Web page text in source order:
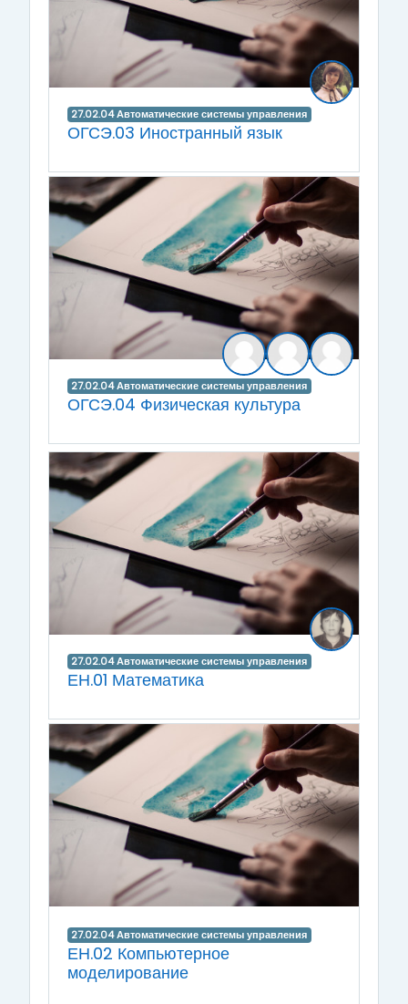
27.02.04 Автоматические системы управления
ОГСЭ.03 Иностранный язык
27.02.04 Автоматические системы управления
ОГСЭ.04 Физическая культура
27.02.04 Автоматические системы управления
ЕН.01 Математика
27.02.04 Автоматические системы управления
ЕН.02 Компьютерное
моделирование